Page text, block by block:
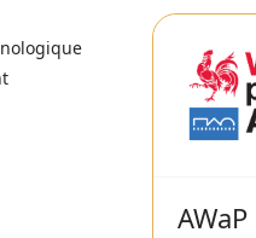
AWaP